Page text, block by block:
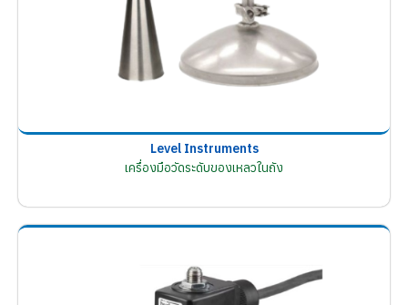
Level Instruments
เครื่องมือวัดระดับของเหลวในถัง